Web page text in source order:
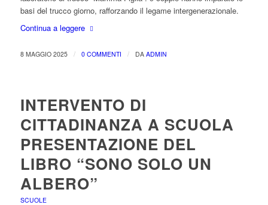
basi del trucco giorno, rafforzando il legame intergenerazionale.
Continua a leggere
8 MAGGIO 2025 / 0 COMMENTI / DA ADMIN
INTERVENTO DI
CITTADINANZA A SCUOLA
PRESENTAZIONE DEL
LIBRO “SONO SOLO UN
ALBERO”
SCUOLE